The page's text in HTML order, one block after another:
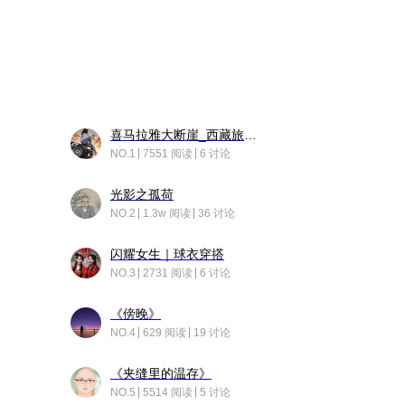
NO.1 7551 阅读 6 讨论
光影之孤荷
NO.2 1.3w 阅读 36 讨论
闪耀女生｜球衣穿搭
NO.3 2731 阅读 6 讨论
《傍晚》
NO.4 629 阅读 19 讨论
《夹缝里的温存》
NO.5 5514 阅读 5 讨论